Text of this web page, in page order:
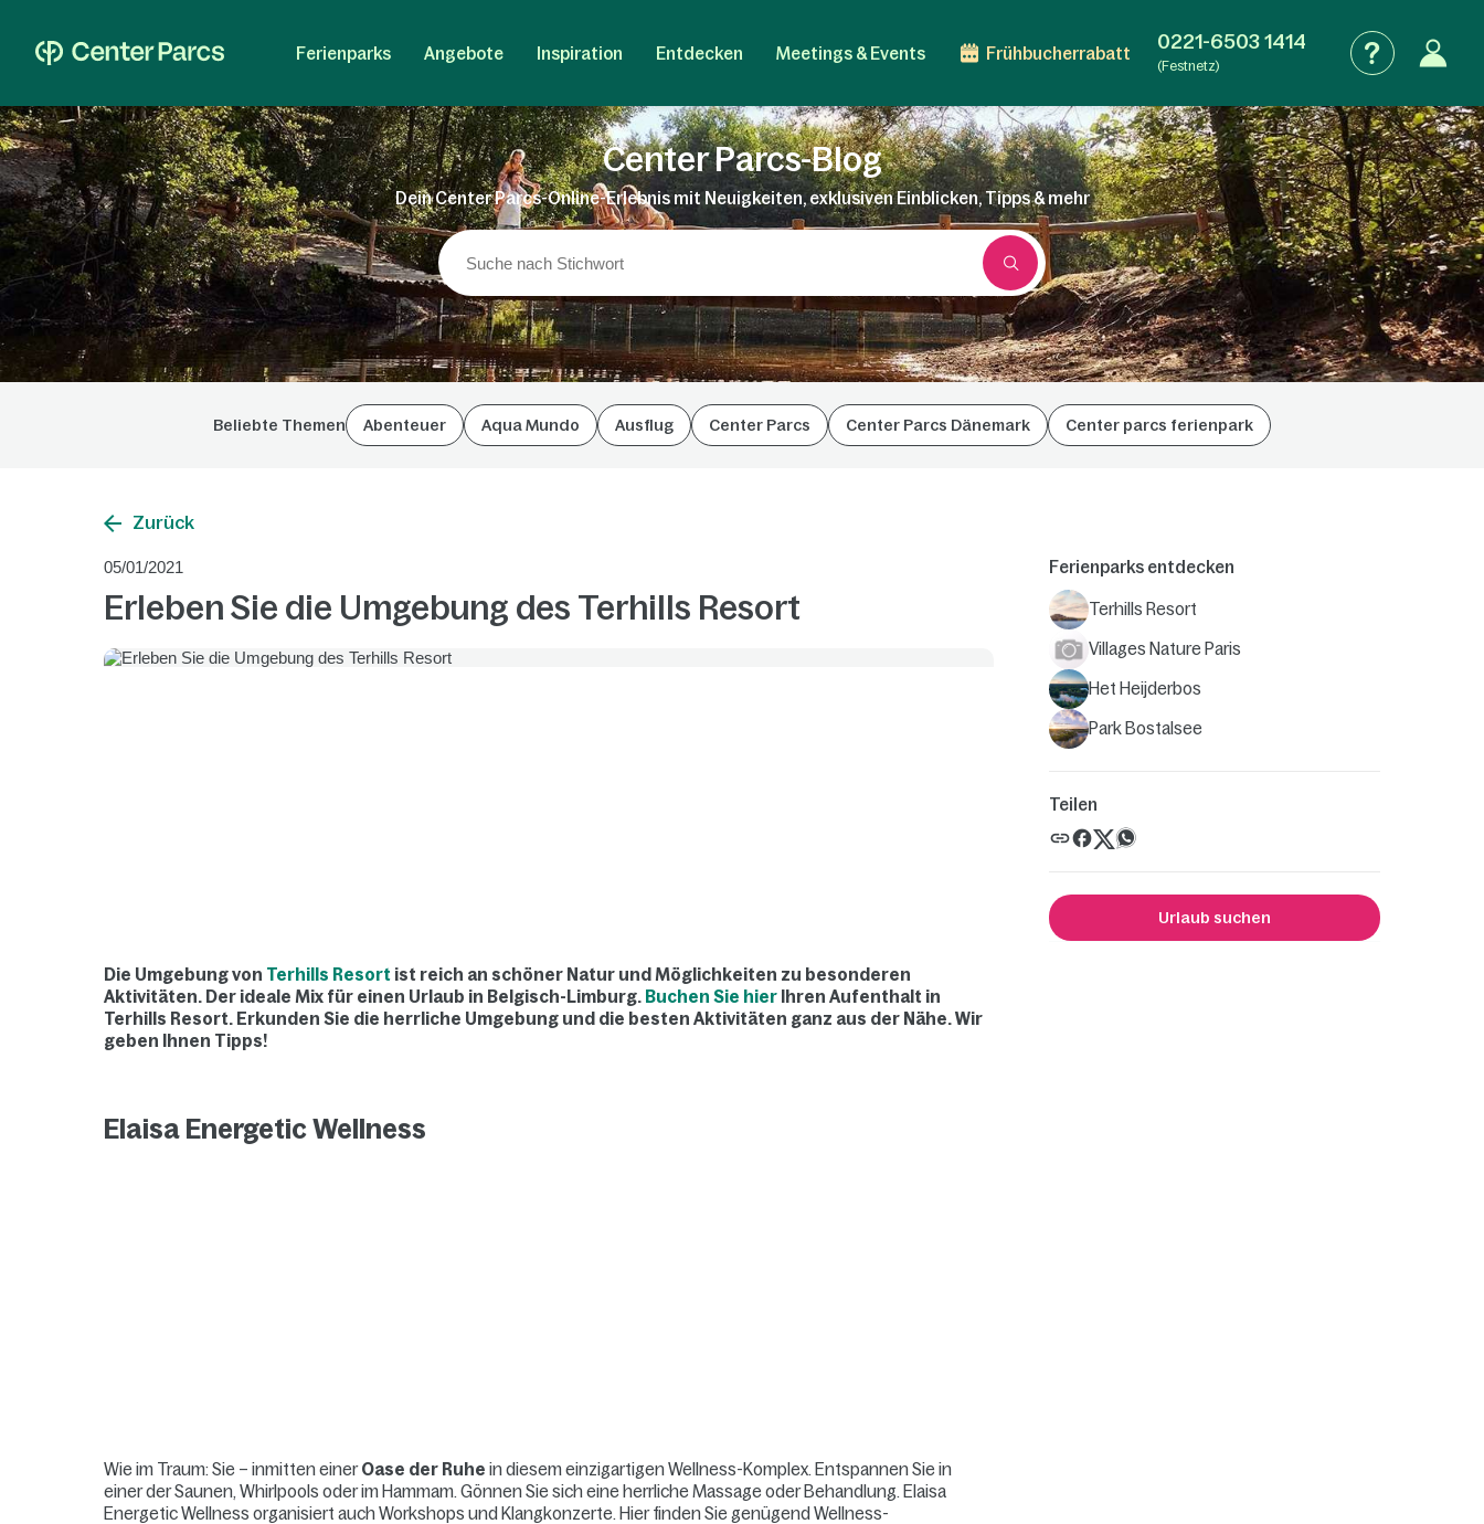
Ferienparks Angebote Inspiration Entdecken Meetings & Events Frühbucherrabatt 0221-6503 1414
(Festnetz)
Center Parcs-Blog
Dein Center Parcs-Online-Erlebnis mit Neuigkeiten, exklusiven Einblicken, Tipps & mehr
Beliebte Themen Abenteuer Aqua Mundo Ausflug Center Parcs Center Parcs Dänemark Center parcs ferienpark
Zurück
05/01/2021
Erleben Sie die Umgebung des Terhills Resort
Die Umgebung von Terhills Resort ist reich an schöner Natur und Möglichkeiten zu besonderen
Aktivitäten. Der ideale Mix für einen Urlaub in Belgisch-Limburg. Buchen Sie hier Ihren Aufenthalt in
Terhills Resort. Erkunden Sie die herrliche Umgebung und die besten Aktivitäten ganz aus der Nähe. Wir
geben Ihnen Tipps!
Elaisa Energetic Wellness
Wie im Traum: Sie – inmitten einerOase der Ruhe in diesem einzigartigen Wellness-Komplex. Entspannen Sie in
einer der Saunen, Whirlpools oder im Hammam. Gönnen Sie sich eine herrliche Massage oder Behandlung. Elaisa
Energetic Wellness organisiert auch Workshops und Klangkonzerte. Hier finden Sie genügend Wellness-
Ferienparks entdecken
Terhills Resort
Villages Nature Paris
Het Heijderbos
Park Bostalsee
Teilen
Urlaub suchen